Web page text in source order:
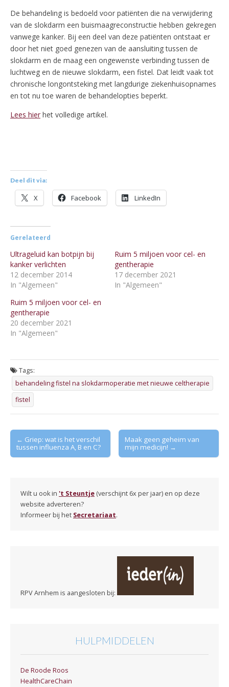
De behandeling is bedoeld voor patiënten die na verwijdering
van de slokdarm een buismaagreconstructie hebben gekregen
vanwege kanker. Bij een deel van deze patiënten ontstaat er
door het niet goed genezen van de aansluiting tussen de
slokdarm en de maag een ongewenste verbinding tussen de
luchtweg en de nieuwe slokdarm, een fistel. Dat leidt vaak tot
chronische longontsteking met langdurige ziekenhuisopnames
en tot nu toe waren de behandelopties beperkt.
Lees hier het volledige artikel.
Deel dit via:
X Facebook LinkedIn
Gerelateerd
Ultrageluid kan botpijn bij
kanker verlichten
12 december 2014
In "Algemeen"
Ruim 5 miljoen voor cel- en
gentherapie
17 december 2021
In "Algemeen"
Ruim 5 miljoen voor cel- en
gentherapie
20 december 2021
In "Algemeen"
Tags:
behandeling fistel na slokdarmoperatie met nieuwe celtherapie
fistel
Post
navigation
← Griep: wat is het verschil
tussen influenza A, B en C?
Maak geen geheim van
mijn medicijn! →
Wilt u ook in 't Steuntje (verschijnt 6x per jaar) en op deze
website adverteren?
Informeer bij het Secretariaat.
RPV Arnhem is aangesloten bij:
HULPMIDDELEN
De Roode Roos
HealthCareChain